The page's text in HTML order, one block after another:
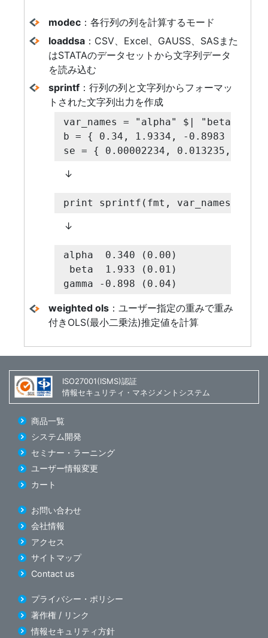
modec ：各行列の列を計算するモード
loaddsa ：CSV、Excel、GAUSS、SASまた
はSTATAのデータセットから文字列データ
を読み込む
sprintf ：行列の列と文字列からフォーマッ
トされた文字列出力を作成
var_names = "alpha" $| "beta" $|
b = { 0.34, 1.9334, -0.8983 };
se = { 0.00002234, 0.013235,
↓
print sprintf(fmt, var_names, b,
↓
alpha  0.340 (0.00)
beta  1.933 (0.01)
gamma -0.898 (0.04)
weighted ols ：ユーザー指定の重みで重み
付きOLS(最小二乗法)推定値を計算
ISO27001(ISMS)認証
情報セキュリティ・マネジメントシステム
商品一覧
システム開発
セミナー・ラーニング
ユーザー情報変更
カート
お問い合わせ
会社情報
アクセス
サイトマップ
Contact us
プライバシー・ポリシー
著作権 / リンク
情報セキュリティ方針